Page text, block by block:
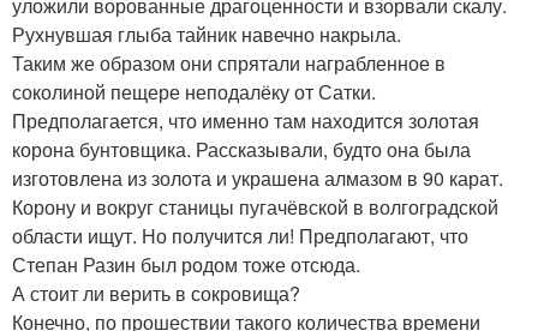
Рухнувшая глыба тайник навечно накрыла.
Таким же образом они спрятали награбленное в
соколиной пещере неподалёку от Сатки.
Предполагается, что именно там находится золотая
корона бунтовщика. Рассказывали, будто она была
изготовлена из золота и украшена алмазом в 90 карат.
Корону и вокруг станицы пугачёвской в волгоградской
области ищут. Но получится ли! Предполагают, что
Степан Разин был родом тоже отсюда.
А стоит ли верить в сокровища?
Конечно, по прошествии такого количества времени